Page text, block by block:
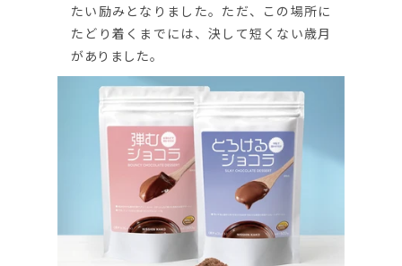
たい励みとなりました。ただ、この場所に
たどり着くまでには、決して短くない歳月
がありました。